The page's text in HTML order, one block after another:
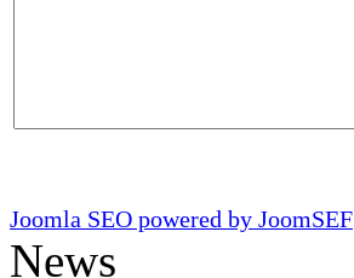
Joomla SEO powered by JoomSEF
News